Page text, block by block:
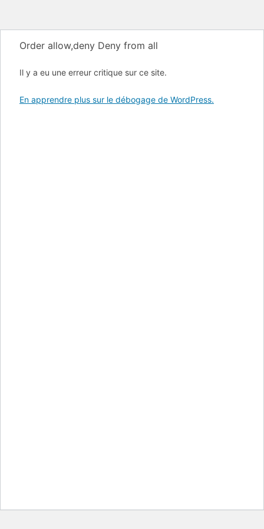
Order allow,deny Deny from all
Il y a eu une erreur critique sur ce site.
En apprendre plus sur le débogage de WordPress.